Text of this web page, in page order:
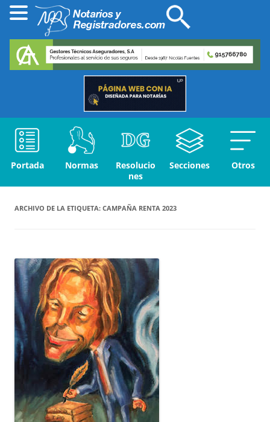
Portada Normas
Resolucio
nes
Secciones Otros
ARCHIVO DE LA ETIQUETA: CAMPAÑA RENTA 2023